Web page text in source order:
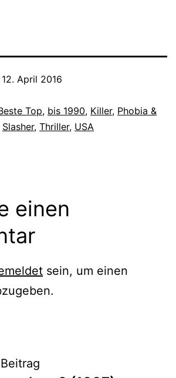
12. April 2016
Top, bis 1990, Killer, Phobia &
Slasher, Thriller, USA
einen
sein, um einen